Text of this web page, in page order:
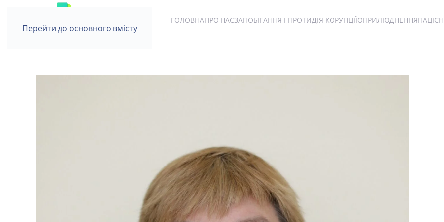
Перейти до основного вмісту
ГОЛОВНАПРО НАСЗАПОБІГАННЯ І ПРОТИДІЯ КОРУПЦІЇОПРИЛЮДНЕННЯ